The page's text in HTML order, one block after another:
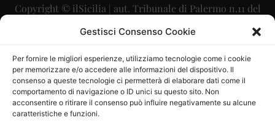
Gestisci Consenso Cookie
Per fornire le migliori esperienze, utilizziamo tecnologie come i cookie
per memorizzare e/o accedere alle informazioni del dispositivo. Il
consenso a queste tecnologie ci permetterà di elaborare dati come il
comportamento di navigazione o ID unici su questo sito. Non
acconsentire o ritirare il consenso può influire negativamente su alcune
caratteristiche e funzioni.
Copyright © ilSicilia | aut. Tribunale di Palermo n.11 del
29/09/2015
Direttore Editoriale: Maurizio Scaglione
Direttore Responsabile: Maria Calabrese